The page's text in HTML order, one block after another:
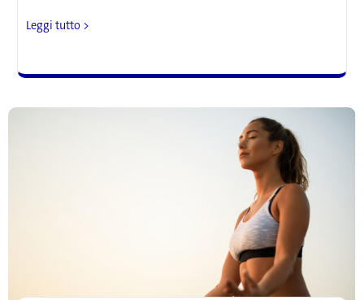
Wissenschaftler
den
für
Leggi tutto >